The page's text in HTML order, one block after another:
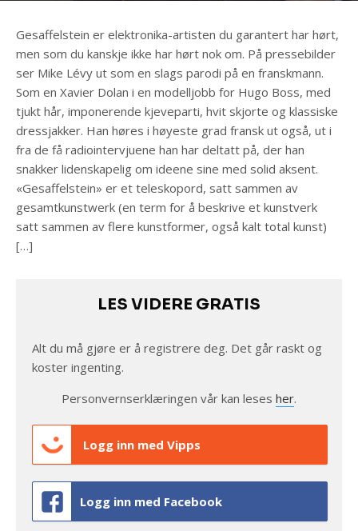
Gesaffelstein er elektronika-artisten du garantert har hørt,
men som du kanskje ikke har hørt nok om. På pressebilder
ser Mike Lévy ut som en slags parodi på en franskmann.
Som en Xavier Dolan i en modelljobb for Hugo Boss, med
tjukt hår, imponerende kjeveparti, hvit skjorte og klassiske
dressjakker. Han høres i høyeste grad fransk ut også, ut i
fra de få radiointervjuene han har deltatt på, der han
snakker lidenskapelig om ideene sine med solid aksent.
«Gesaffelstein» er et teleskopord, satt sammen av
gesamtkunstwerk (en term for å beskrive et kunstverk
satt sammen av flere kunstformer, også kalt total kunst)
[…]
LES VIDERE GRATIS
Alt du må gjøre er å registrere deg. Det går raskt og
koster ingenting.
Personvernserklæringen vår kan leses her.
Logg inn med Vipps
Logg inn med Facebook